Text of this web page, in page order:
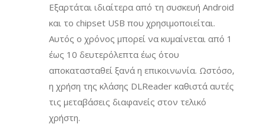
Εξαρτάται ιδιαίτερα από τη συσκευή Android
και το chipset USB που χρησιμοποιείται.
Αυτός ο χρόνος μπορεί να κυμαίνεται από 1
έως 10 δευτερόλεπτα έως ότου
αποκατασταθεί ξανά η επικοινωνία. Ωστόσο,
η χρήση της κλάσης DLReader καθιστά αυτές
τις μεταβάσεις διαφανείς στον τελικό
χρήστη.